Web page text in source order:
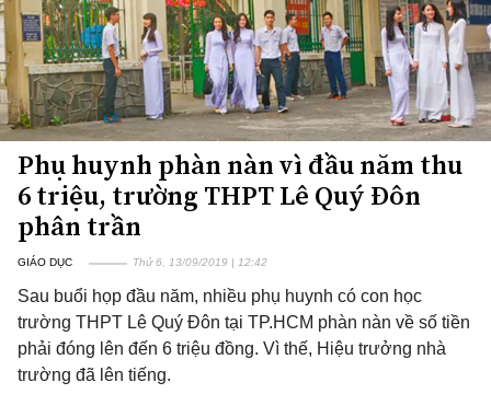
Phụ huynh phàn nàn vì đầu năm thu
6 triệu, trường THPT Lê Quý Đôn
phân trần
GIÁO DỤC Thứ 6, 13/09/2019 | 12:42
Sau buổi họp đầu năm, nhiều phụ huynh có con học
trường THPT Lê Quý Đôn tại TP.HCM phàn nàn về số tiền
phải đóng lên đến 6 triệu đồng. Vì thế, Hiệu trưởng nhà
trường đã lên tiếng.